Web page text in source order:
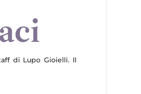
di Lupo Gioielli. Il